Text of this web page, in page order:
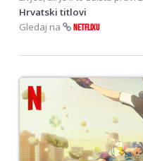
Hrvatski titlovi
Gledaj na
NETFLIXU